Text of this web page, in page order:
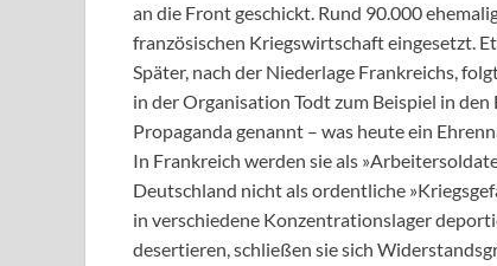
an die Front geschickt. Rund 90.000
französischen Kriegswirtschaft eingesetzt.
Später, nach der Niederlage Frankreichs,
in der Organisation Todt zum Beispiel in
Propaganda genannt – was heute ein
In Frankreich werden sie als
Deutschland nicht als ordentliche
in verschiedene Konzentrationslager
desertieren, schließen sie sich